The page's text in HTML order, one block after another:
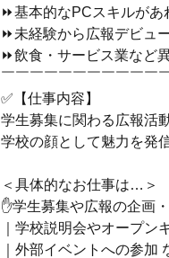
⏩基本的なPCスキルがあ
⏩未経験から広報デビュ
⏩飲食・サービス業など
￣￣￣￣￣￣￣￣￣￣￣
✅【仕事内容】
学生募集に関わる広報活
学校の顔として魅力を発
＜具体的なお仕事は…＞
✋学生募集や広報の企画
｜学校説明会やオープン
｜外部イベントへの参加